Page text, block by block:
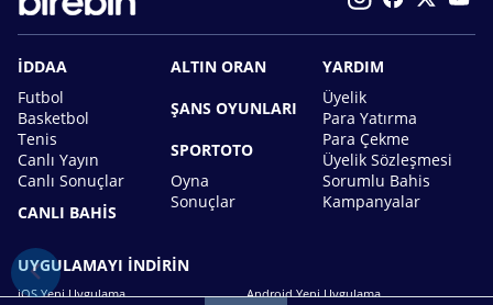
İDDAA
Futbol
Basketbol
Tenis
Canlı Yayın
Canlı Sonuçlar
CANLI BAHİS
ALTIN ORAN
ŞANS OYUNLARI
SPORTOTO
Oyna
Sonuçlar
YARDIM
Üyelik
Para Yatırma
Para Çekme
Üyelik Sözleşmesi
Sorumlu Bahis
Kampanyalar
UYGULAMAYI İNDİRİN
iOS Yeni Uygulama Android Yeni Uygulama